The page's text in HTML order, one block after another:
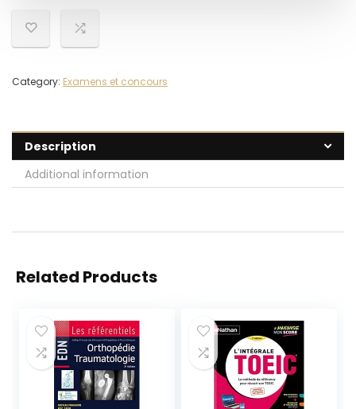
Category: Examens et concours
Description
Additional information
Related Products